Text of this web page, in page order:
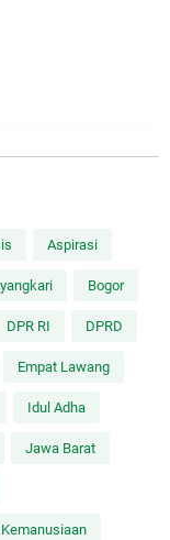
Aspirasi
Bogor
DPR RI DPRD
Empat Lawang
Idul Adha
Jawa Barat
Kemanusiaan